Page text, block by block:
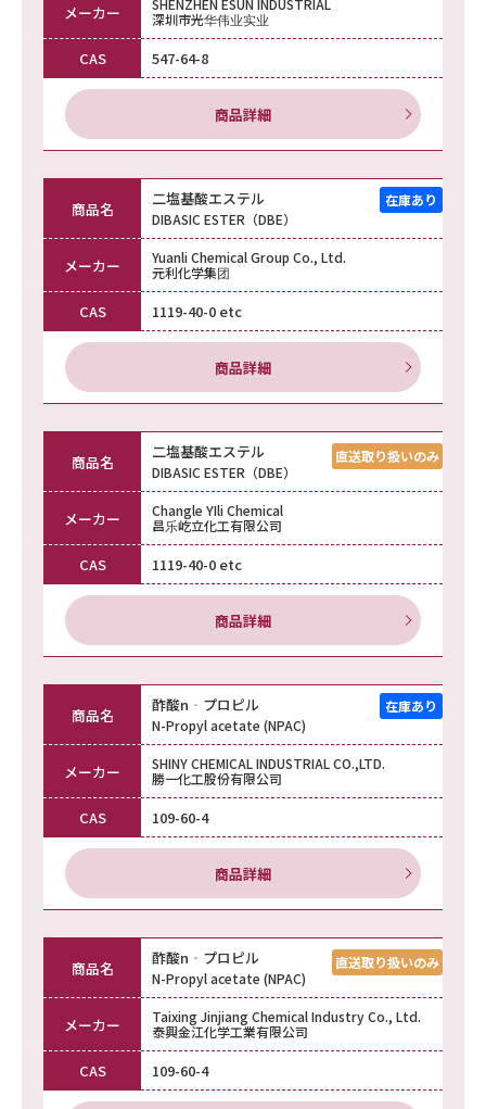
メーカー
SHENZHEN ESUN INDUSTRIAL
深圳市光华伟业实业
CAS 547-64-8
商品詳細
商品名 二塩基酸エステル
DIBASIC ESTER（DBE）
メーカー
Yuanli Chemical Group Co., Ltd.
元利化学集团
CAS 1119-40-0 etc
商品詳細
商品名 二塩基酸エステル
DIBASIC ESTER（DBE）
メーカー
Changle YIli Chemical
昌乐屹立化工有限公司
CAS 1119-40-0 etc
商品詳細
商品名 酢酸n‐プロピル
N-Propyl acetate (NPAC)
メーカー
SHINY CHEMICAL INDUSTRIAL CO.,LTD.
勝一化工股份有限公司
CAS 109-60-4
商品詳細
商品名 酢酸n‐プロピル
N-Propyl acetate (NPAC)
メーカー
Taixing Jinjiang Chemical Industry Co., Ltd.
泰興金江化学工業有限公司
CAS 109-60-4